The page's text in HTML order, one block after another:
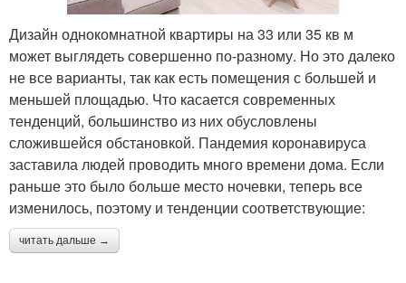
Дизайн однокомнатной квартиры на 33 или 35 кв м
может выглядеть совершенно по-разному. Но это далеко
не все варианты, так как есть помещения с большей и
меньшей площадью. Что касается современных
тенденций, большинство из них обусловлены
сложившейся обстановкой. Пандемия коронавируса
заставила людей проводить много времени дома. Если
раньше это было больше место ночевки, теперь все
изменилось, поэтому и тенденции соответствующие:
читать дальше →